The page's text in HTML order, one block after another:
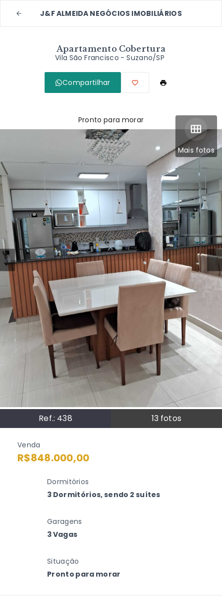
J&F ALMEIDA NEGÓCIOS IMOBILIÁRIOS
Apartamento Cobertura
Vila São Francisco - Suzano/SP
Compartilhar
Mais fotos
Ref.: 438 13 fotos
Pronto para morar
Venda
R$848.000,00
Dormitórios
3 Dormitórios, sendo 2 suítes
Garagens
3 Vagas
Situação
Pronto para morar